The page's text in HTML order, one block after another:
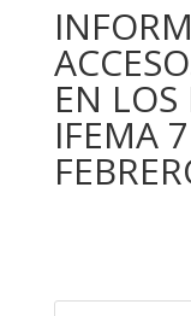
EN LOS
IFEMA